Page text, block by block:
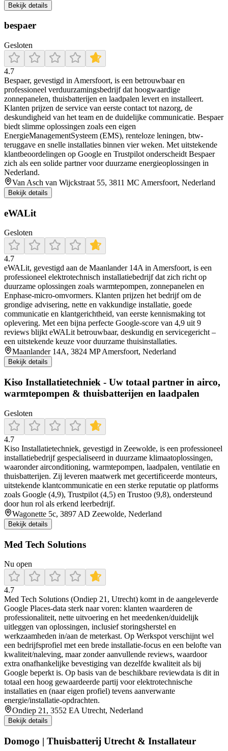
Bekijk details
bespaer
Gesloten
4.7
Bespaer, gevestigd in Amersfoort, is een betrouwbaar en
professioneel verduurzamingsbedrijf dat hoogwaardige
zonnepanelen, thuisbatterijen en laadpalen levert en installeert.
Klanten prijzen de service van eerste contact tot nazorg, de
deskundigheid van het team en de duidelijke communicatie. Bespaer
biedt slimme oplossingen zoals een eigen
EnergieManagementSysteem (EMS), renteloze leningen, btw-
teruggave en snelle installaties binnen vier weken. Met uitstekende
klantbeoordelingen op Google en Trustpilot onderscheidt Bespaer
zich als een solide partner voor duurzame energieoplossingen in
Nederland.
Van Asch van Wijckstraat 55, 3811 MC Amersfoort, Nederland
Bekijk details
eWALit
Gesloten
4.7
eWALit, gevestigd aan de Maanlander 14A in Amersfoort, is een
professioneel elektrotechnisch installatiebedrijf dat zich richt op
duurzame oplossingen zoals warmtepompen, zonnepanelen en
Enphase-micro-omvormers. Klanten prijzen het bedrijf om de
grondige advisering, nette en vakkundige installatie, goede
communicatie en klantgerichtheid, van eerste kennismaking tot
oplevering. Met een bijna perfecte Google-score van 4,9 uit 9
reviews blijkt eWALit betrouwbaar, deskundig en servicegericht –
een uitstekende keuze voor duurzame thuisinstallaties.
Maanlander 14A, 3824 MP Amersfoort, Nederland
Bekijk details
Kiso Installatietechniek - Uw totaal partner in airco,
warmtepompen & thuisbatterijen en laadpalen
Gesloten
4.7
Kiso Installatietechniek, gevestigd in Zeewolde, is een professioneel
installatiebedrijf gespecialiseerd in duurzame klimaatoplossingen,
waaronder airconditioning, warmtepompen, laadpalen, ventilatie en
thuisbatterijen. Zij leveren maatwerk met gecertificeerde monteurs,
uitstekende klantcommunicatie en een sterke reputatie op platforms
zoals Google (4,9), Trustpilot (4,5) en Trustoo (9,8), ondersteund
door hun rol als erkend leerbedrijf.
Wagonette 5c, 3897 AD Zeewolde, Nederland
Bekijk details
Med Tech Solutions
Nu open
4.7
Med Tech Solutions (Ondiep 21, Utrecht) komt in de aangeleverde
Google Places-data sterk naar voren: klanten waarderen de
professionaliteit, nette uitvoering en het meedenken/duidelijk
uitleggen van oplossingen, inclusief storingsherstel en
werkzaamheden in/aan de meterkast. Op Werkspot verschijnt wel
een bedrijfsprofiel met een brede installatie-focus en een belofte van
kwaliteit/naleving, maar zonder aanvullende reviews, waardoor
extra onafhankelijke bevestiging van dezelfde kwaliteit als bij
Google beperkt is. Op basis van de beschikbare reviewdata is dit in
totaal een hoog gewaardeerde partij voor elektrotechnische
installaties en (naar eigen profiel) tevens aanverwante
energie/installatie-opdrachten.
Ondiep 21, 3552 EA Utrecht, Nederland
Bekijk details
Domogo | Thuisbatterij Utrecht & Installateur